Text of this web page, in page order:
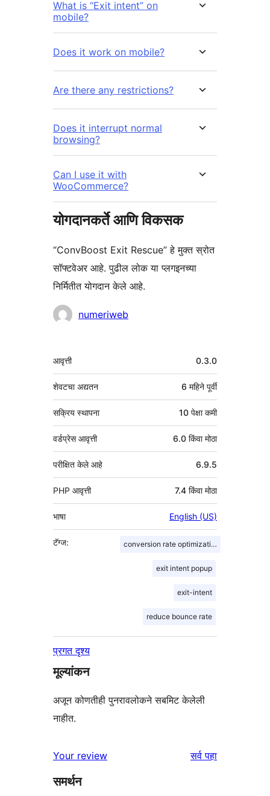
What is “Exit intent” on
mobile?
Does it work on mobile?
Are there any restrictions?
Does it interrupt normal
browsing?
Can I use it with
WooCommerce?
योगदानकर्ते आणि विकसक
“ConvBoost Exit Rescue” हे मुक्त स्रोत
सॉफ्टवेअर आहे. पुढील लोक या प्लगइनच्या
निर्मितीत योगदान केले आहे.
योगदानकर्तेnumeriweb
मेटा
आवृत्ती 0.3.0
शेवटचा अद्यतन 6 महिने पूर्वी
सक्रिय स्थापना 10 पेक्षा कमी
वर्डप्रेस आवृत्ती 6.0 किंवा मोठा
परीक्षित केले आहे 6.9.5
PHP आवृत्ती 7.4 किंवा मोठा
भाषा English (US)
टॅग्ज: conversion rate optimization
exit intent popup
exit-intent
reduce bounce rate
प्रगत दृश्य
मूल्यांकन
अजून कोणतीही पुनरावलोकने सबमिट केलेली
नाहीत.
Your review सर्वपुनरावलोकने
पहा
समर्थन